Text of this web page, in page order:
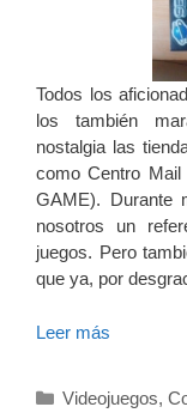
Todos los
los también
nostalgia las
como Centro
GAME). Durante
nosotros un
juegos. Pero
que ya, por
Leer más
Categorías
Videojuegos,